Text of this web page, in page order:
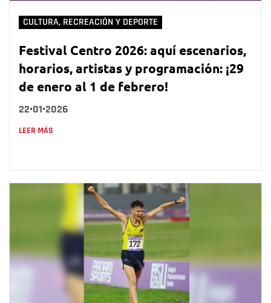
CULTURA, RECREACIÓN Y DEPORTE
Festival Centro 2026: aquí escenarios,
horarios, artistas y programación: ¡29
de enero al 1 de febrero!
22•01•2026
LEER MÁS